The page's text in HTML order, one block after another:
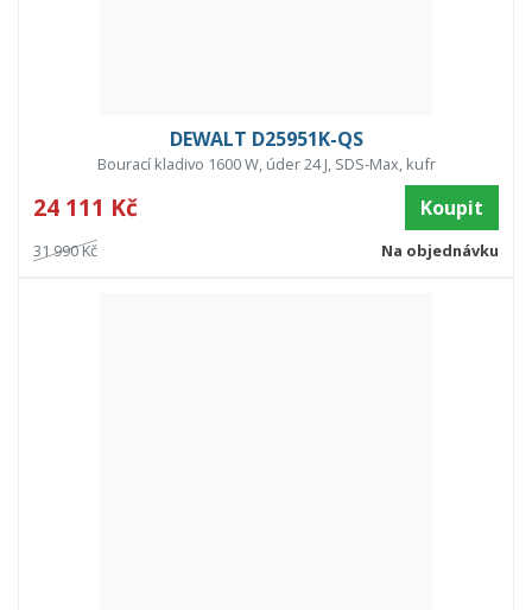
DEWALT D25951K-QS
Bourací kladivo 1600 W, úder 24 J, SDS-Max, kufr
24 111 Kč Koupit
31 990 Kč Na objednávku